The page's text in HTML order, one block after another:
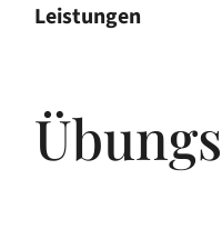
Leistungen